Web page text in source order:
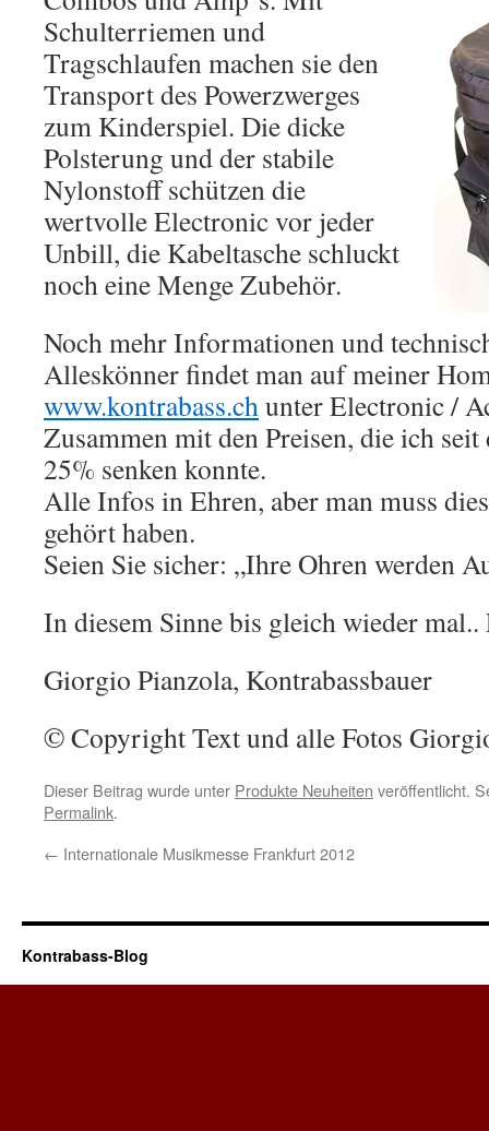
Schulterriemen und
Tragschlaufen machen sie den
Transport des Powerzwerges
zum Kinderspiel. Die dicke
Polsterung und der stabile
Nylonstoff schützen die
wertvolle Electronic vor jeder
Unbill, die Kabeltasche schluckt
noch eine Menge Zubehör.
Noch mehr Informationen und
Alleskönner findet man auf meiner
www.kontrabass.chunter Electronic /
Zusammen mit den Preisen, die ich
25% senken konnte.
Alle Infos in Ehren, aber man muss
gehört haben.
Seien Sie sicher: „Ihre Ohren werden
In diesem Sinne bis gleich wieder mal..
Giorgio Pianzola, Kontrabassbauer
© Copyright Text und alle Fotos
Dieser Beitrag wurde unter Produkte Neuheiten veröffentlicht.
Permalink.
← Internationale Musikmesse Frankfurt 2012
Kontrabass-Blog